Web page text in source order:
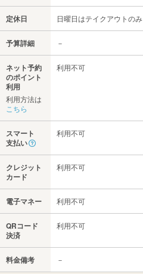
定休日 日曜日はテイクアウトのみ
予算詳細 －
ネット予約
のポイント
利用
利用方法は
こちら
利用不可
スマート
支払い
利用不可
クレジット
カード
利用不可
電子マネー 利用不可
QRコード
決済
利用不可
料金備考 －